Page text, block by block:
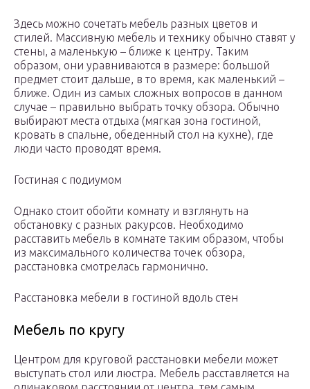
Здесь можно сочетать мебель разных цветов и
стилей. Массивную мебель и технику обычно ставят у
стены, а маленькую – ближе к центру. Таким
образом, они уравниваются в размере: большой
предмет стоит дальше, в то время, как маленький –
ближе. Один из самых сложных вопросов в данном
случае – правильно выбрать точку обзора. Обычно
выбирают места отдыха (мягкая зона гостиной,
кровать в спальне, обеденный стол на кухне), где
люди часто проводят время.
Гостиная с подиумом
Однако стоит обойти комнату и взглянуть на
обстановку с разных ракурсов. Необходимо
расставить мебель в комнате таким образом, чтобы
из максимального количества точек обзора,
расстановка смотрелась гармонично.
Расстановка мебели в гостиной вдоль стен
Мебель по кругу
Центром для круговой расстановки мебели может
выступать стол или люстра. Мебель расставляется на